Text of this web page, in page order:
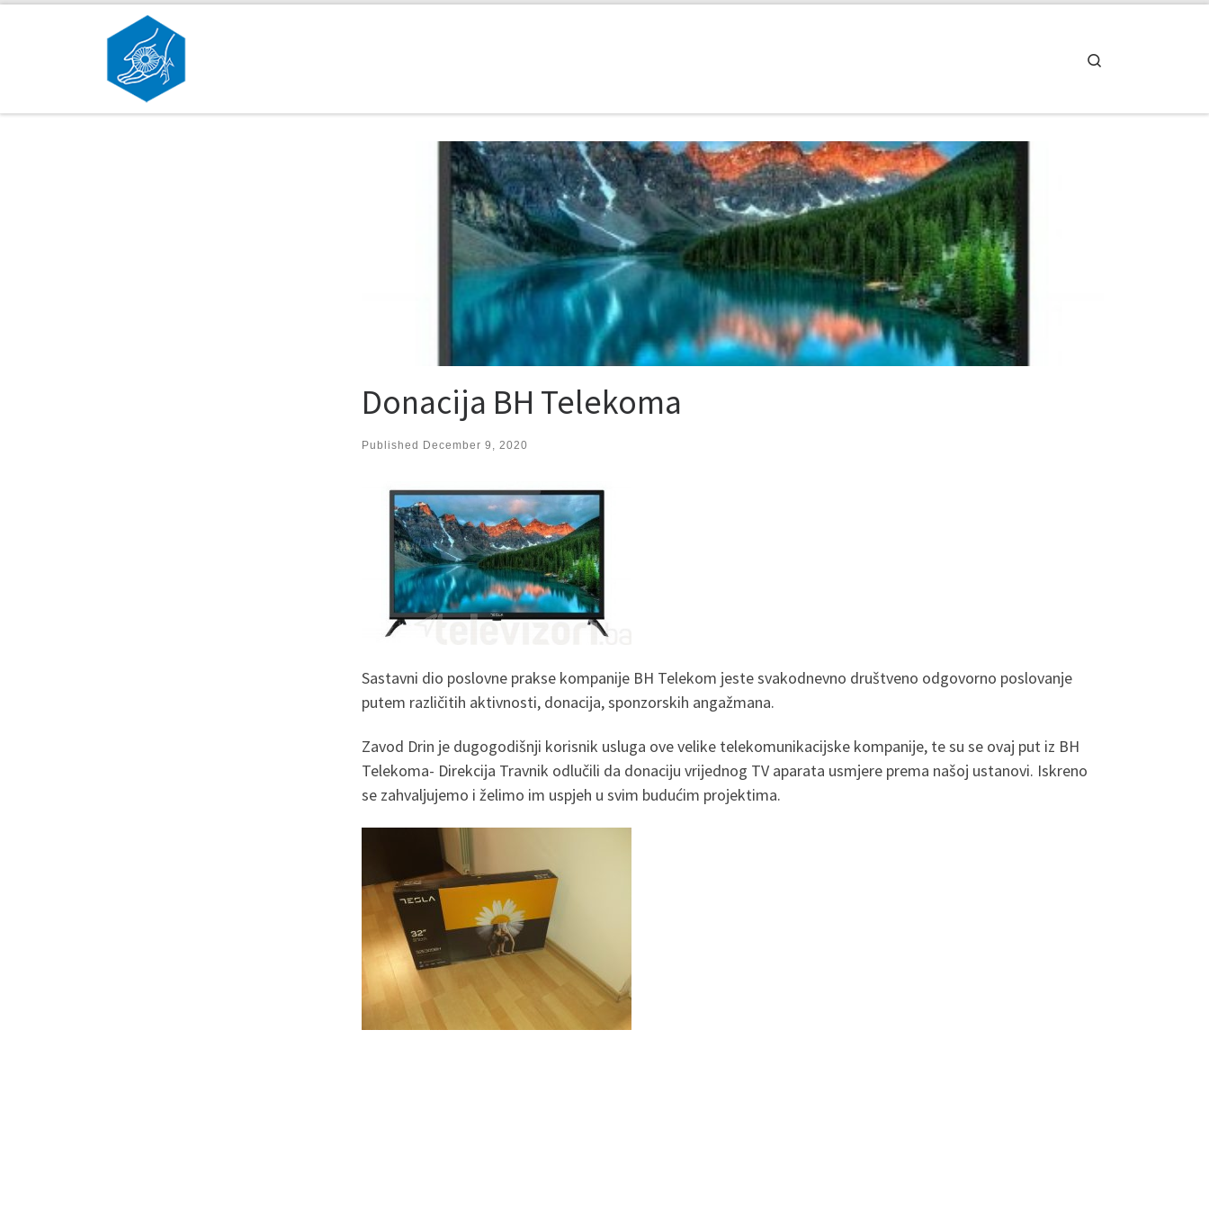
Donacija BH Telekoma
Published December 9, 2020
Sastavni dio poslovne prakse kompanije BH Telekom jeste svakodnevno društveno odgovorno poslovanje
putem različitih aktivnosti, donacija, sponzorskih angažmana.
Zavod Drin je dugogodišnji korisnik usluga ove velike telekomunikacijske kompanije, te su se ovaj put iz BH
Telekoma- Direkcija Travnik odlučili da donaciju vrijednog TV aparata usmjere prema našoj ustanovi. Iskreno
se zahvaljujemo i želimo im uspjeh u svim budućim projektima.